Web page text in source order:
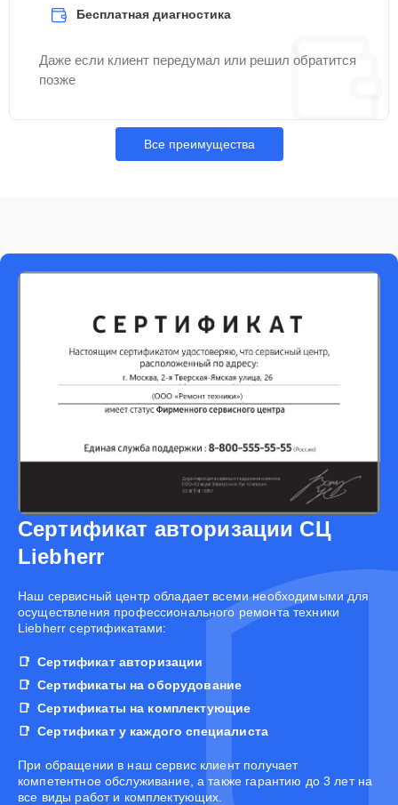
Бесплатная диагностика
Даже если клиент передумал или решил обратится
позже
Все преимущества
Сертификат авторизации СЦ
Liebherr
Наш сервисный центр обладает всеми необходимыми для
осуществления профессионального ремонта техники
Liebherr сертификатами:
Сертификат авторизации
Сертификаты на оборудование
Сертификаты на комплектующие
Сертификат у каждого специалиста
При обращении в наш сервис клиент получает
компетентное обслуживание, а также гарантию до 3 лет на
все виды работ и комплектующих.